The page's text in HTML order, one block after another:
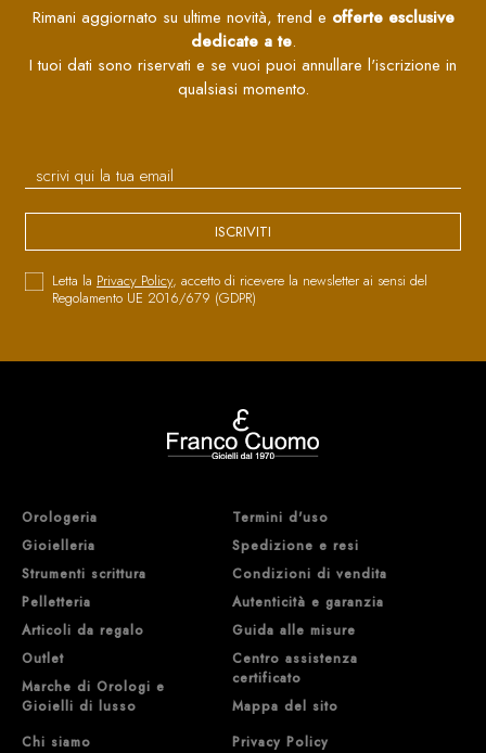
Rimani aggiornato su ultime novità, trend e offerte esclusive
dedicate a te.
I tuoi dati sono riservati e se vuoi puoi annullare l'iscrizione in
qualsiasi momento.
ISCRIVITI
Letta la Privacy Policy, accetto di ricevere la newsletter ai sensi del
Regolamento UE 2016/679 (GDPR)
Orologeria
Gioielleria
Strumenti scrittura
Pelletteria
Articoli da regalo
Outlet
Marche di Orologi e
Gioielli di lusso
Chi siamo
Termini d'uso
Spedizione e resi
Condizioni di vendita
Autenticità e garanzia
Guida alle misure
Centro assistenza
certificato
Mappa del sito
Privacy Policy